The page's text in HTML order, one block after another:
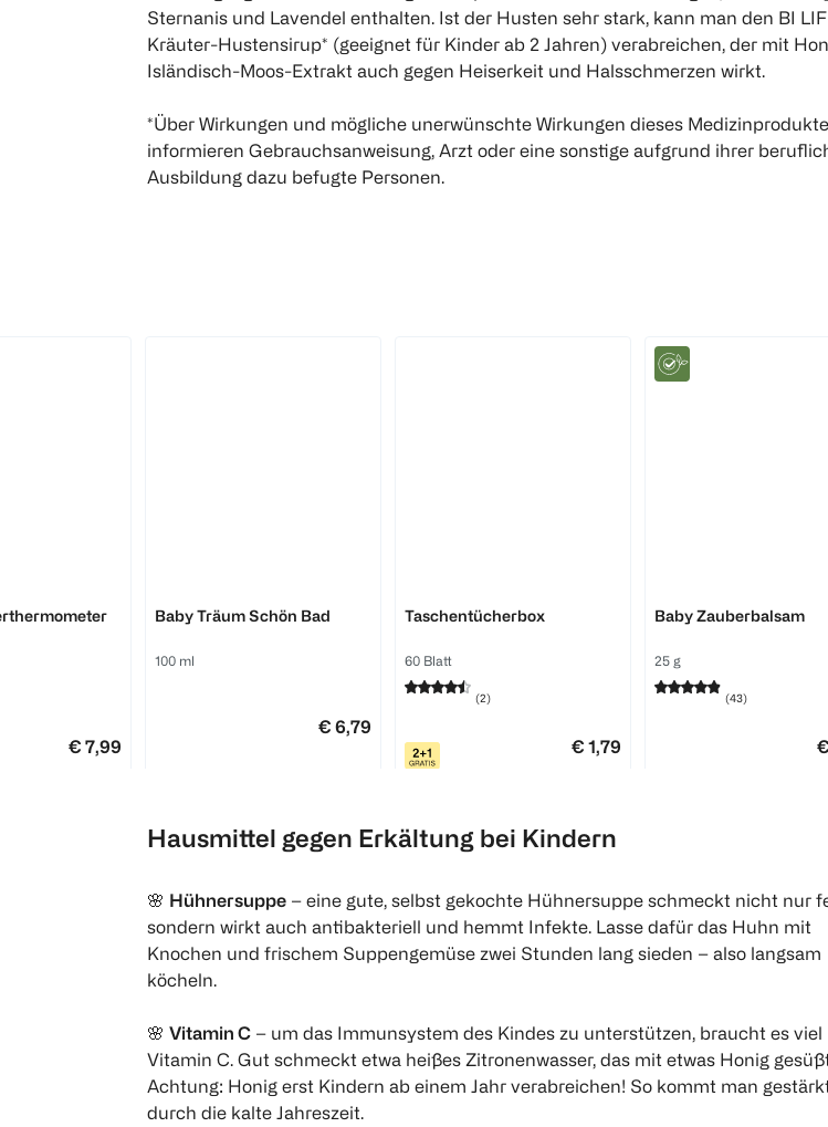
Sternanis und Lavendel enthalten. Ist der Husten sehr stark, kann man den BI
Kräuter-Hustensirup* (geeignet für Kinder ab 2 Jahren) verabreichen, der mit
Isländisch-Moos-Extrakt auch gegen Heiserkeit und Halsschmerzen wirkt.
*Über Wirkungen und mögliche unerwünschte Wirkungen dieses
informieren Gebrauchsanweisung, Arzt oder eine sonstige aufgrund ihrer
Ausbildung dazu befugte Personen.
€ 7,99
Baby Träum Schön Bad
100 ml
€ 6,79
Taschentücherbox
60 Blatt
(2)
€ 1,79
Quantity: 1
Baby Zauberbalsam
25 g
(43)
Hausmittel gegen Erkältung bei Kindern
🌸 Hühnersuppe – eine gute, selbst gekochte Hühnersuppe schmeckt nicht nur
sondern wirkt auch antibakteriell und hemmt Infekte. Lasse dafür das Huhn mit
Knochen und frischem Suppengemüse zwei Stunden lang sieden – also langsam
köcheln.
🌸 Vitamin C – um das Immunsystem des Kindes zu unterstützen, braucht es viel
Vitamin C. Gut schmeckt etwa heißes Zitronenwasser, das mit etwas Honig
Achtung: Honig erst Kindern ab einem Jahr verabreichen! So kommt man
durch die kalte Jahreszeit.